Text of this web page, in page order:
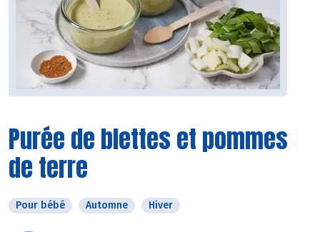
Purée de blettes et pommes
de terre
Pour bébé Automne Hiver